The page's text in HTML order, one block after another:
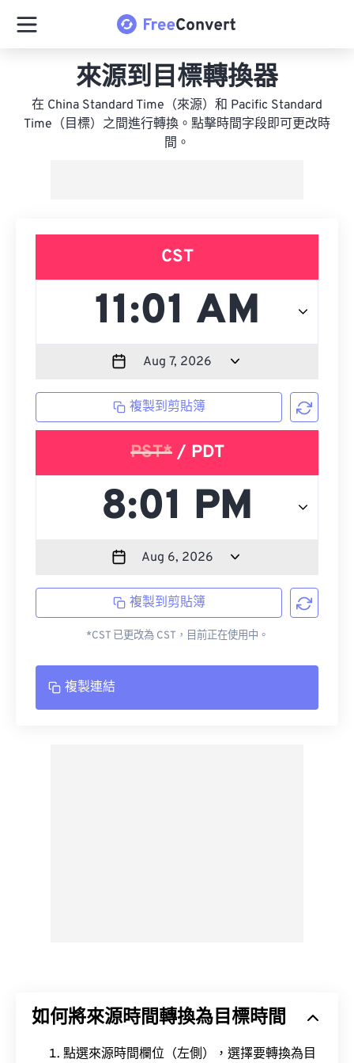
來源到目標轉換器
在 China Standard Time（來源）和 Pacific Standard
Time（目標）之間進行轉換。點擊時間字段即可更改時
間。
CST
複製到剪貼簿
PST*/ PDT
複製到剪貼簿
*CST 已更改為 CST，目前正在使用中。
複製連結
如何將來源時間轉換為目標時間
點選來源時間欄位（左側），選擇要轉換為目